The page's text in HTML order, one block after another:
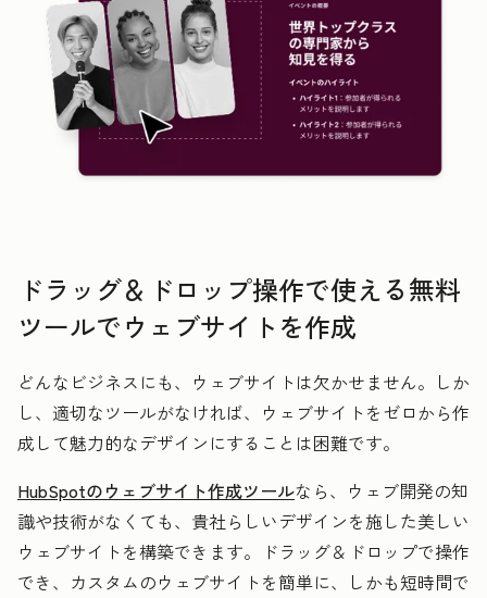
ドラッグ＆ドロップ操作で使える無料
ツールでウェブサイトを作成
どんなビジネスにも、ウェブサイトは欠かせません。しか
し、適切なツールがなければ、ウェブサイトをゼロから作
成して魅力的なデザインにすることは困難です。
HubSpotのウェブサイト作成ツールなら、ウェブ開発の知
識や技術がなくても、貴社らしいデザインを施した美しい
ウェブサイトを構築できます。ドラッグ＆ドロップで操作
でき、カスタムのウェブサイトを簡単に、しかも短時間で